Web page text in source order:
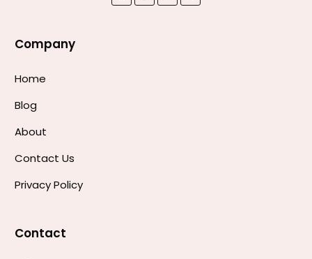
Company
Home
Blog
About
Contact Us
Privacy Policy
Contact